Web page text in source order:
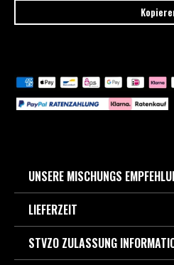
UNSERE MISCHUNGS
FÜR DEN SPORTLICHEN
BERGPÄSSE UND LEICHTE
- MX87ist die
LIEFERZEIT
3-5 Werktage, wenn im Europa
STVZO ZULASSUNG